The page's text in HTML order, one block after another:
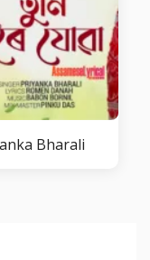
Bharali